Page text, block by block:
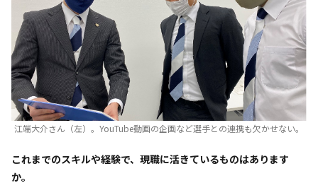
江端大介さん（左）。YouTube動画の企画など選手との連携も欠かせない。
――これまでのスキルや経験で、現職に活きているものはあります
か。